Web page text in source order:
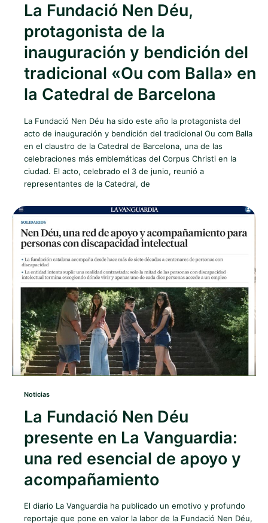
La Fundació Nen Déu,
protagonista de la
inauguración y bendición del
tradicional «Ou com Balla» en
la Catedral de Barcelona
La Fundació Nen Déu ha sido este año la protagonista del
acto de inauguración y bendición del tradicional Ou com Balla
en el claustro de la Catedral de Barcelona, una de las
celebraciones más emblemáticas del Corpus Christi en la
ciudad. El acto, celebrado el 3 de junio, reunió a
representantes de la Catedral, de
Noticias
La Fundació Nen Déu
presente en La Vanguardia:
una red esencial de apoyo y
acompañamiento
El diario La Vanguardia ha publicado un emotivo y profundo
reportaje que pone en valor la labor de la Fundació Nen Déu,